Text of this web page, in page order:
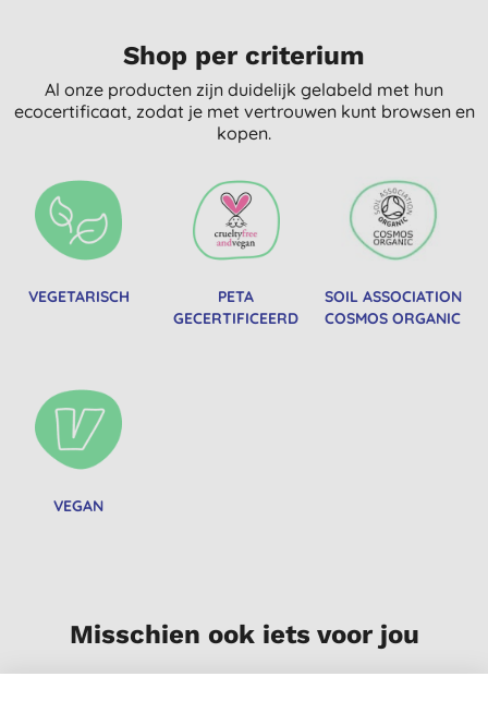
Shop per criterium
Al onze producten zijn duidelijk gelabeld met hun
ecocertificaat, zodat je met vertrouwen kunt browsen en
kopen.
VEGETARISCH
PETA
GECERTIFICEERD
SOIL ASSOCIATION
COSMOS ORGANIC
VEGAN
Misschien ook iets voor jou